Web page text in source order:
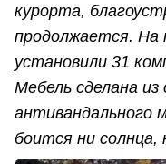
курорта,
продолжается. На
установили 31
Мебель сделана из
антивандального
боится ни солнца,